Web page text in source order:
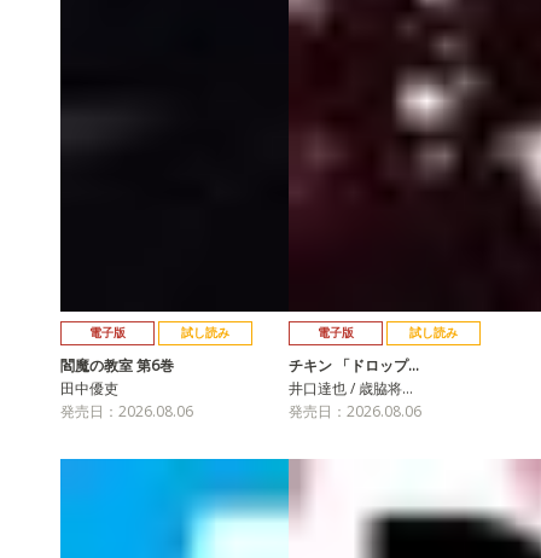
電子版 試し読み
閻魔の教室 第6巻
田中優吏
発売日：2026.08.06
電子版 試し読み
チキン 「ドロップ…
井口達也 / 歳脇将…
発売日：2026.08.06